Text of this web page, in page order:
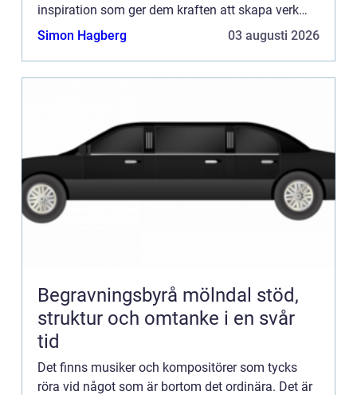
inspiration som ger dem kraften att skapa verk
bortom det va...
Simon Hagberg 03 augusti 2026
Begravningsbyrå mölndal stöd,
struktur och omtanke i en svår
tid
Det finns musiker och kompositörer som tycks
röra vid något som är bortom det ordinära. Det är